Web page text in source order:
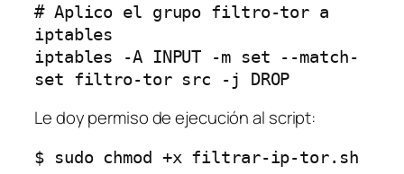
# Aplico el grupo filtro-tor a
iptables
iptables -A INPUT -m set --match-
set filtro-tor src -j DROP
Le doy permiso de ejecución al script:
$ sudo chmod +x filtrar-ip-tor.sh